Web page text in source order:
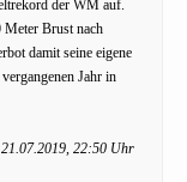
der WM auf.
Meter Brust nach
damit seine eigene
Jahr in
22:50 Uhr